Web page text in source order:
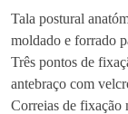
Tala postural
moldado e forrado
Três pontos de
antebraço com
Correias de fixação